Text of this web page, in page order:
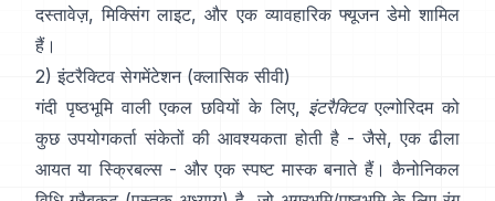
दस्तावेज़, मिक्सिंग लाइट, और एक व्यावहारिक फ्यूजन डेमोशामिल
हैं।
2) इंटरैक्टिव सेगमेंटेशन (क्लासिक सीवी)
गंदी पृष्ठभूमि वाली एकल छवियों के लिए, इंटरैक्टिवएल्गोरिदम को
कुछ उपयोगकर्ता संकेतों की आवश्यकता होती है - जैसे, एक ढीला
आयत या स्क्रिबल्स - और एक स्पष्ट मास्क बनाते हैं। कैनोनिकल